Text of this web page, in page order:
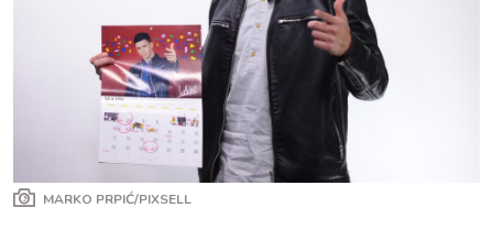
MARKO PRPIĆ/PIXSELL